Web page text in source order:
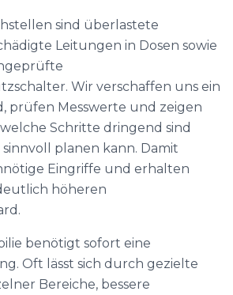
sind überlastete
Leitungen in Dosen sowie
Wir verschaffen uns ein
prüfen Messwerte und zeigen
Schritte dringend sind
planen kann. Damit
Eingriffe und erhalten
höheren
benötigt sofort eine
Oft lässt sich durch gezielte
Bereiche, bessere